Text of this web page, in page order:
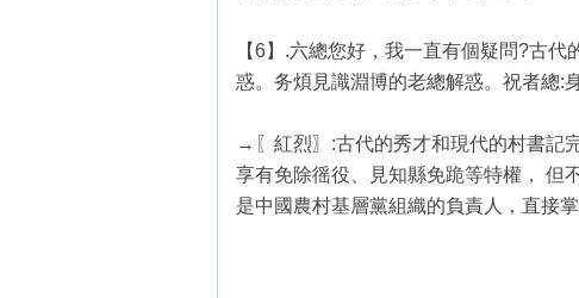
【6】.六總您好，我一直有個疑問?古
惑。务煩見識淵博的老總解惑。祝者總:
→〖紅烈〗:古代的秀才和現代的村書記
享有免除徭役、見知縣免跪等特權， 但
是中國農村基層黨組織的負責人，直接掌